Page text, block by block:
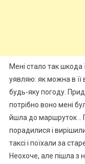
Мені стало так шкода
уявляю: як можна в її
будь-яку погоду.
потрібно воно мені
йшла до маршруток ..
порадилися і
таксі і поїхали за
Неохоче, але пішла з